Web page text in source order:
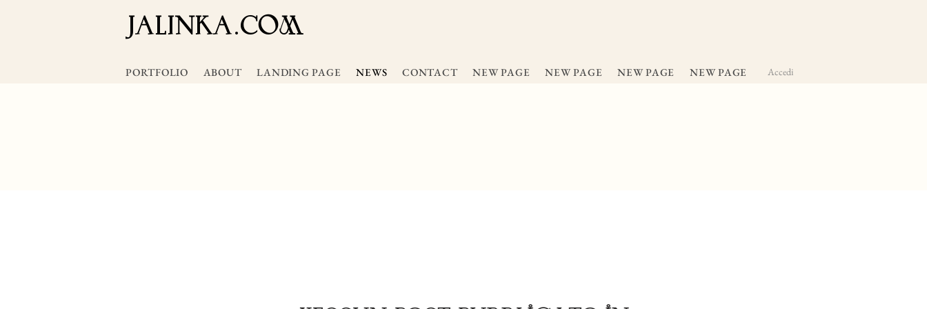
JALInKA.COM
PORTFOLIO ABOUT LANDING PAGE NEWS CONTACT NEW PAGE NEW PAGE NEW PAGE NEW PAGE Accedi